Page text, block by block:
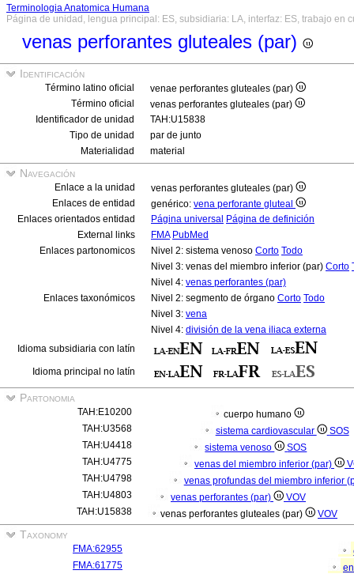
Terminologia Anatomica Humana
Página de unidad, lengua principal: ES, subsidiaria: LA, interfaz: ES, trabajo en
venas perforantes gluteales (par)
Identificación
Término latino oficial
venae perforantes gluteales (par)
Término oficial
venas perforantes gluteales (par)
Identificador de unidad
TAH:U15838
Tipo de unidad
par de junto
Materialidad
material
Navegación
Enlace a la unidad
venas perforantes gluteales (par)
Enlaces de entidad
genérico: vena perforante gluteal
Enlaces orientados entidad
Página universal Página de definición
External links
FMA PubMed
Enlaces partonomicos
Nivel 2: sistema venoso Corto Todo
Nivel 3: venas del miembro inferior (par) Corto
Nivel 4: venas perforantes (par)
Enlaces taxonómicos
Nivel 2: segmento de órgano Corto Todo
Nivel 3: vena
Nivel 4: división de la vena iliaca externa
Idioma subsidiaria con latín
Idioma principal no latín
Partonomia
TAH:E10200
cuerpo humano
TAH:U3568
sistema cardiovascular
SOS
TAH:U4418
sistema venoso
SOS
TAH:U4775
venas del miembro inferior (par)
TAH:U4798
venas profundas del miembro inferior
TAH:U4803
venas perforantes (par)
VOV
TAH:U15838
venas perforantes gluteales (par) VOV
Taxonomy
FMA:62955
FMA:61775